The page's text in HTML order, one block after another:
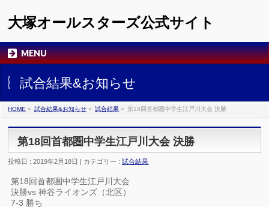
大塚オールスターズ公式サイト
MENU
試合結果&お知らせ
HOME » 試合結果&お知らせ » 試合結果 » 第18回首都圏中学生江戸川大会 決勝
第18回首都圏中学生江戸川大会 決勝
投稿日 : 2019年2月18日 | カテゴリー :試合結果
第18回首都圏中学生江戸川大会
決勝vs 神谷ライオンズ（北区）
7-3 勝ち